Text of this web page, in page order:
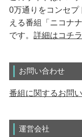
0万通りをコンセプ
える番組「ニコナ
です。 詳細はコチラ
お問い合わせ
番組に関するお問
運営会社